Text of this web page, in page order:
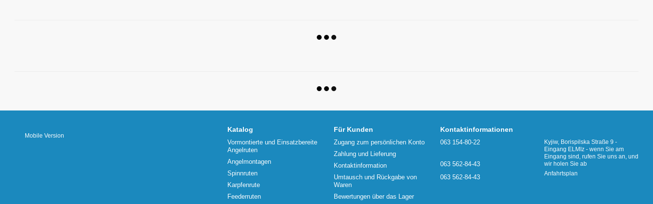
Mobile Version
Katalog
Vormontierte und Einsatzbereite
Angelruten
Angelmontagen
Spinnruten
Karpfenrute
Feederruten
Für Kunden
Zugang zum persönlichen Konto
Zahlung und Lieferung
Kontaktinformation
Umtausch und Rückgabe von
Waren
Bewertungen über das Lager
Kontaktinformationen
063 154-80-22
063 562-84-43
063 562-84-43
Kyjiw, Borispilska Straße 9 -
Eingang ELMIz - wenn Sie am
Eingang sind, rufen Sie uns an, und
wir holen Sie ab
Anfahrtsplan